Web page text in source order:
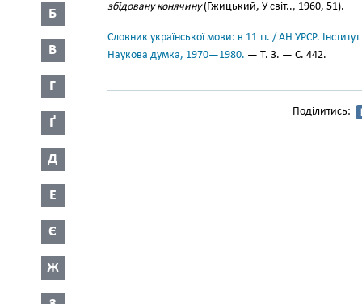
Б
В
Г
Ґ
Д
Е
Є
Ж
збідовану конячину(Гжицький, У світ.., 1960, 51).
Словник української мови: в 11 тт. / АН УРСР.
Наукова думка, 1970—1980. — Т. 3. — С. 442.
Поділитись: